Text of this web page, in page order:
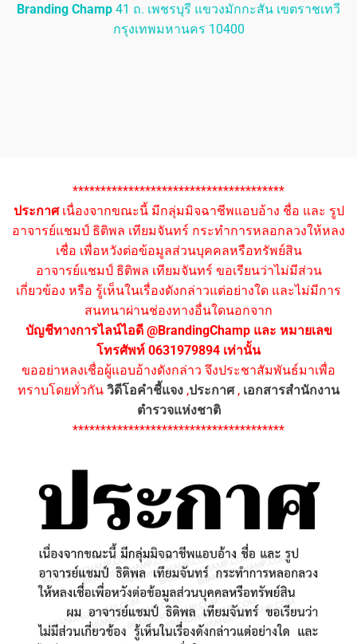
Branding Champ 41 ถ. เพชรบุรี แขวงมักกะสัน เขตราชเทวี
กรุงเทพมหานคร 10400
**************************************
ประกาศเนื่องจากขณะนี้ มีกลุ่มมิจฉาชีพแอบอ้าง ชื่อ และ รูป
อาจารย์แชมป์ ธิติพล เทียมจันทร์ กระทำการหลอกลวงให้หลง
เชื่อ เพื่อหวังต่อข้อมูลส่วนบุคคลหรือทรัพย์สิน
อาจารย์แชมป์ ธิติพล เทียมจันทร์ ขอเรียนว่าไม่มีส่วน
เกี่ยวข้อง หรือ รู้เห็นในเรื่องดังกล่าวแต่อย่างใด และไม่มีการ
สนทนาผ่านช่องทางอื่นใดนอกจาก
บัญชีทางการไลน์ไอดี @BrandingChamp และ หมายเลข
โทรศัพท์ 0631979894 เท่านั้น
ขออย่าหลงเชื่อผู้แอบอ้างดังกล่าว จึงประชาสัมพันธ์มาเพื่อ
ทราบโดยทั่วกัน วิดีโอคำชี้แจง ,ประกาศ, เอกสารสำนักงาน
ตำรวจแห่งชาติ
**************************************